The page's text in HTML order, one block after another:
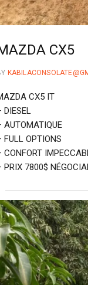
CX5
CX5 IT
DIESEL
⁠AUTOMATIQUE
⁠FULL OPTIONS
⁠CONFORT
⁠PRIX 7800$